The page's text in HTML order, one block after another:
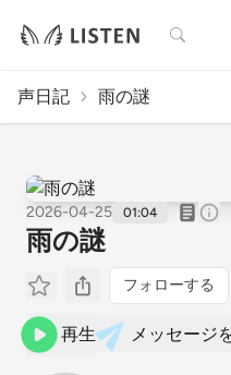
検索
声日記 雨の謎
2026-04-25 01:04
雨の謎
フォローする
再生 メッセージ